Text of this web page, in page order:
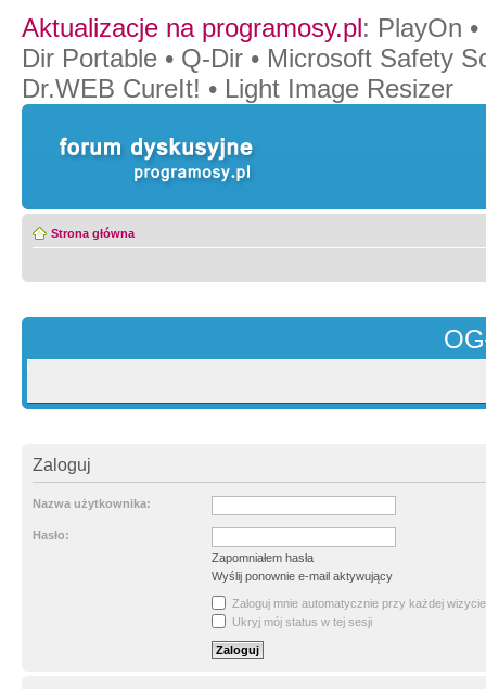
Aktualizacje na programosy.pl: PlayOn •
Dir Portable • Q-Dir • Microsoft Safety
Dr.WEB CureIt! • Light Image Resizer
Strona główna
Zaloguj
Nazwa użytkownika:
Hasło:
Zapomniałem hasła
Wyślij ponownie e-mail aktywujący
Zaloguj mnie automatycznie przy każdej wizycie
Ukryj mój status w tej sesji